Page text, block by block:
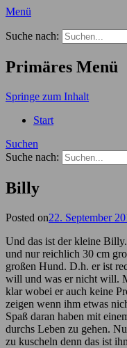
Menü
Der Hundekindergarten
Suche nach:
Primäres Menü
Springe zum Inhalt
Start
Suchen
Suche nach:
Billy
Posted on22. September
Und das ist der kleine
und nur reichlich 30 cm
großen Hund. D.h. er ist
will und was er nicht will.
klar wobei er auch keine
zeigen wenn ihm etwas
Spaß daran haben mit
durchs Leben zu gehen.
zu kuscheln denn das ist